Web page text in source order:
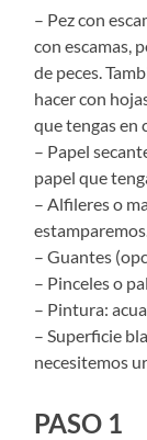
– Pez con
con escamas,
de peces.
hacer con
que tengas en
– Papel
papel que
– Alfileres o
estamparemos.
– Guantes
– Pinceles o
– Pintura:
– Superficie
necesitemos
PASO 1